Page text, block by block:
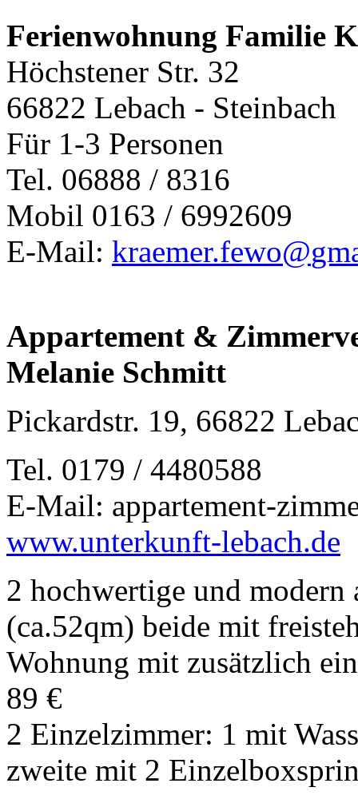
Ferienwohnung Familie
Höchstener Str. 32
66822 Lebach - Steinbach
Für 1-3 Personen
Tel. 06888 / 8316
Mobil 0163 / 6992609
E-Mail: kraemer.fewo@
Appartement &
Melanie Schmitt
Pickardstr. 19, 66822
Tel. 0179 / 4480588
E-Mail: appartement-
www.unterkunft-lebach.de
2 hochwertige und modern
(ca.52qm) beide mit
Wohnung mit zusätzlich
89 €
2 Einzelzimmer: 1 mit
zweite mit 2